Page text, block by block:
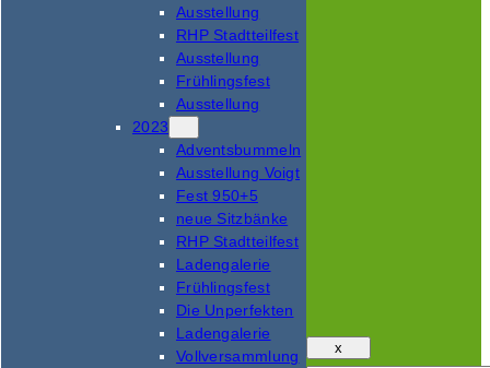
Ausstellung
RHP Stadtteilfest
Ausstellung
Frühlingsfest
Ausstellung
2023
Adventsbummeln
Ausstellung Voigt
Fest 950+5
neue Sitzbänke
RHP Stadtteilfest
Ladengalerie
Frühlingsfest
Die Unperfekten
Ladengalerie
Vollversammlung
x